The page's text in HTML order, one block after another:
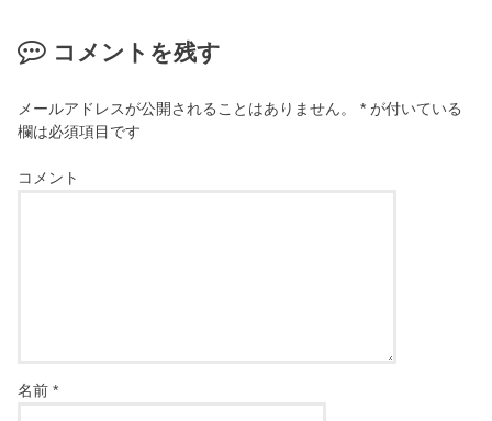
コメントを残す
メールアドレスが公開されることはありません。 * が付いている
欄は必須項目です
コメント
名前*